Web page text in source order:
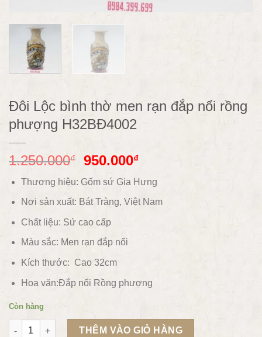
Đôi Lộc bình thờ men rạn đắp nổi rồng
phượng H32BĐ4002
1.250.000₫ 950.000₫
Thương hiệu: Gốm sứ Gia Hưng
Nơi sản xuất: Bát Tràng, Việt Nam
Chất liệu: Sứ cao cấp
Màu sắc: Men rạn đắp nổi
Kích thước: Cao 32cm
Hoa văn:Đắp nổi Rồng phượng
Còn hàng
Đôi Lộc bình thờ men rạn đắp nổi rồng phượng H32BĐ4002
THÊM VÀO GIỎ HÀNG